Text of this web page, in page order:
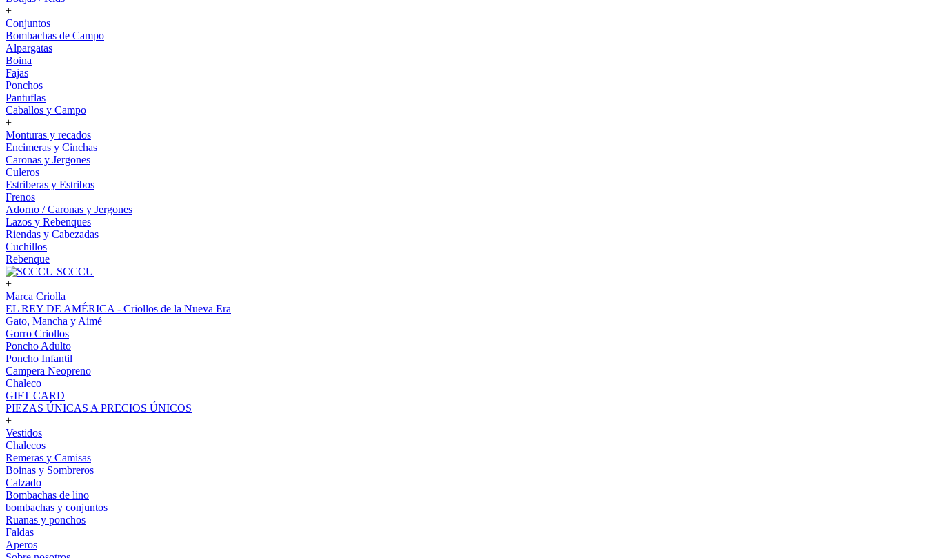
+
Conjuntos
Bombachas de Campo
Alpargatas
Boina
Fajas
Ponchos
Pantuflas
Caballos y Campo
+
Monturas y recados
Encimeras y Cinchas
Caronas y Jergones
Culeros
Estriberas y Estribos
Frenos
Adorno / Caronas y Jergones
Lazos y Rebenques
Riendas y Cabezadas
Cuchillos
Rebenque
SCCCU
+
Marca Criolla
EL REY DE AMÉRICA - Criollos de la Nueva Era
Gato, Mancha y Aimé
Gorro Criollos
Poncho Adulto
Poncho Infantil
Campera Neopreno
Chaleco
GIFT CARD
PIEZAS ÚNICAS A PRECIOS ÚNICOS
+
Vestidos
Chalecos
Remeras y Camisas
Boinas y Sombreros
Calzado
Bombachas de lino
bombachas y conjuntos
Ruanas y ponchos
Faldas
Aperos